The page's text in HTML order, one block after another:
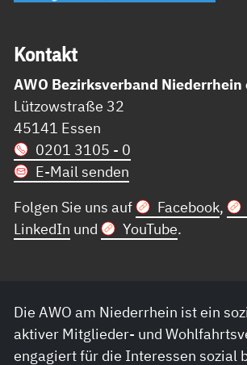
Kon­takt
AWO Bezirksverband Niederrhein
Lützowstraße 32
45141 Essen
0201 3105 - 0
E-Mail senden
Folgen Sie uns auf
Facebook,
LinkedIn und YouTube.
Die AWO am Niederrhein ist ein
aktiver Mitglieder- und
engagiert für die Interessen sozial